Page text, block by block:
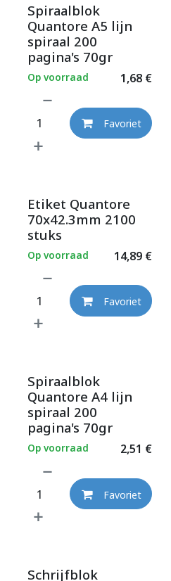
Spiraalblok
Quantore A5 lijn
spiraal 200
pagina's 70gr
1,68€
Op voorraad
Favoriet
Etiket Quantore
70x42.3mm 2100
stuks
14,89€
Op voorraad
Favoriet
Spiraalblok
Quantore A4 lijn
spiraal 200
pagina's 70gr
2,51 €
Op voorraad
Favoriet
Schrijfblok